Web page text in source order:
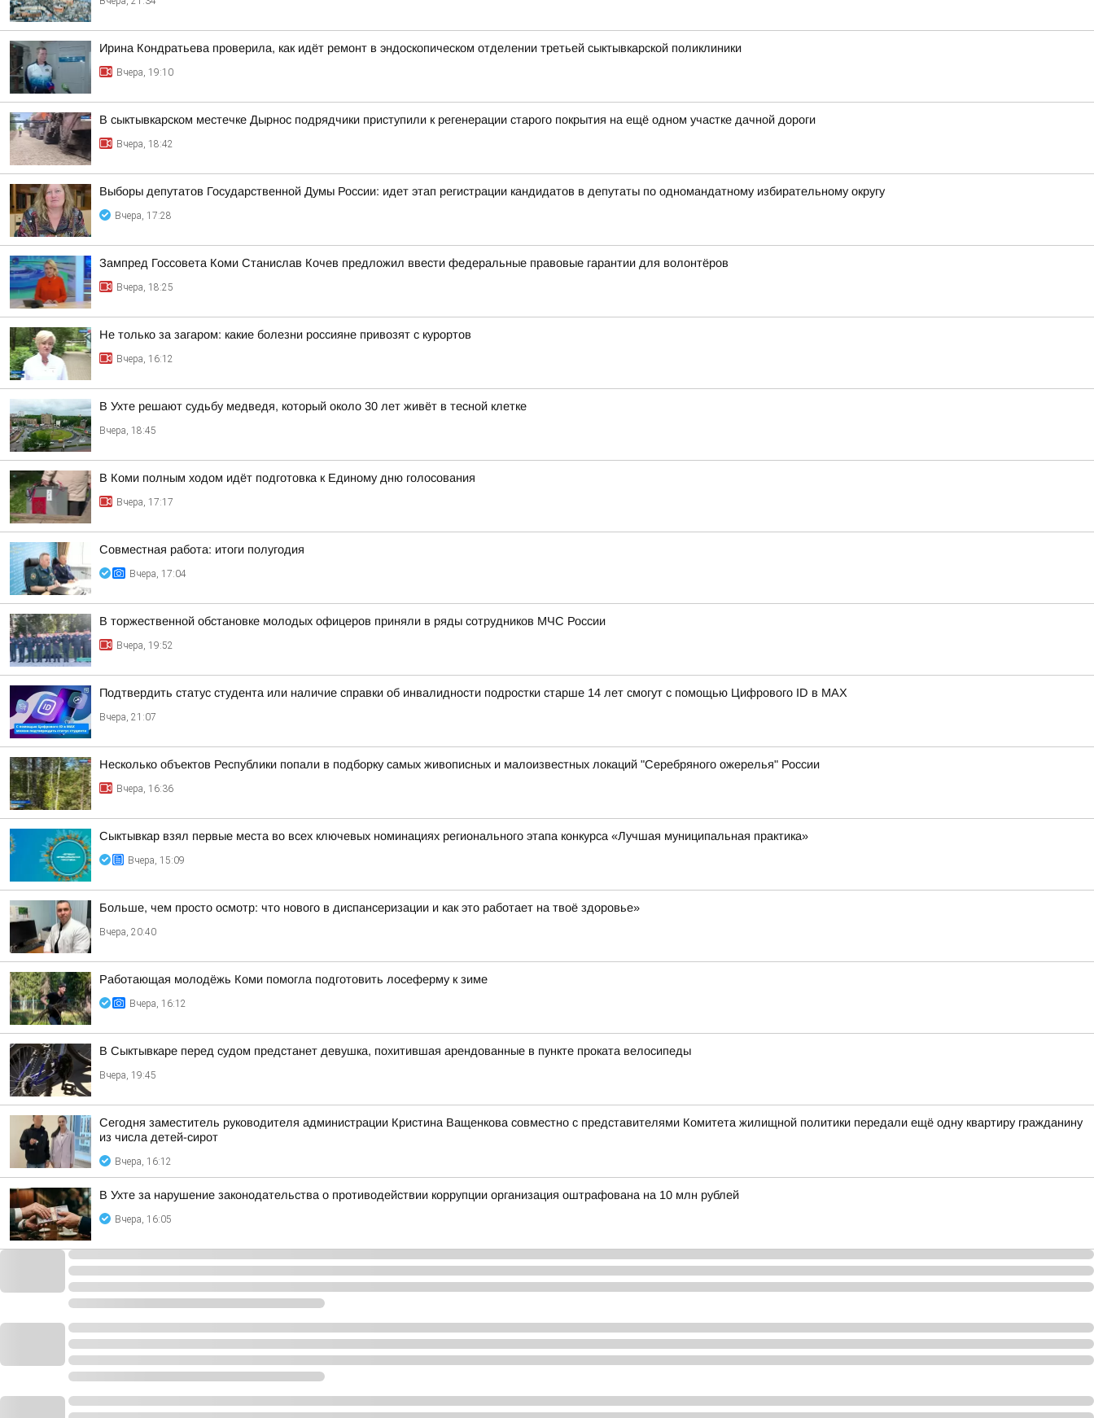
Ирина Кондратьева проверила, как идёт ремонт в эндоскопическом отделении третьей сыктывкарской поликлиники
Вчера, 19:10
В сыктывкарском местечке Дырнос подрядчики приступили к регенерации старого покрытия на ещё одном участке дачной дороги
Вчера, 18:42
Выборы депутатов Государственной Думы России: идет этап регистрации кандидатов в депутаты по одномандатному избирательному округу
Вчера, 17:28
Зампред Госсовета Коми Станислав Кочев предложил ввести федеральные правовые гарантии для волонтёров
Вчера, 18:25
Не только за загаром: какие болезни россияне привозят с курортов
Вчера, 16:12
В Ухте решают судьбу медведя, который около 30 лет живёт в тесной клетке
Вчера, 18:45
В Коми полным ходом идёт подготовка к Единому дню голосования
Вчера, 17:17
Совместная работа: итоги полугодия
Вчера, 17:04
В торжественной обстановке молодых офицеров приняли в ряды сотрудников МЧС России
Вчера, 19:52
Подтвердить статус студента или наличие справки об инвалидности подростки старше 14 лет смогут с помощью Цифрового ID в МAX
Вчера, 21:07
Несколько объектов Республики попали в подборку самых живописных и малоизвестных локаций "Серебряного ожерелья" России
Вчера, 16:36
Сыктывкар взял первые места во всех ключевых номинациях регионального этапа конкурса «Лучшая муниципальная практика»
Вчера, 15:09
Больше, чем просто осмотр: что нового в диспансеризации и как это работает на твоё здоровье»
Вчера, 20:40
Работающая молодёжь Коми помогла подготовить лосеферму к зиме
Вчера, 16:12
В Сыктывкаре перед судом предстанет девушка, похитившая арендованные в пункте проката велосипеды
Вчера, 19:45
Сегодня заместитель руководителя администрации Кристина Ващенкова совместно с представителями Комитета жилищной политики передали ещё одну квартиру гражданину
из числа детей-сирот
Вчера, 16:12
В Ухте за нарушение законодательства о противодействии коррупции организация оштрафована на 10 млн рублей
Вчера, 16:05